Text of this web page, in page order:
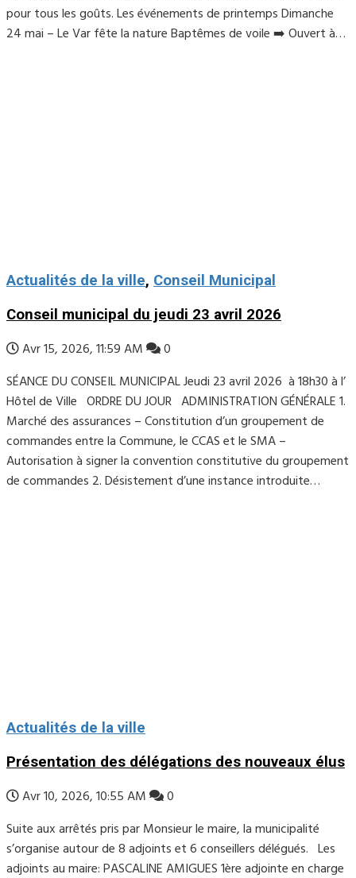
pour tous les goûts. Les événements de printemps Dimanche
24 mai – Le Var fête la nature Baptêmes de voile ➡️ Ouvert à…
Actualités de la ville, Conseil Municipal
Conseil municipal du jeudi 23 avril 2026
Avr 15, 2026, 11:59 AM
0
SÉANCE DU CONSEIL MUNICIPAL Jeudi 23 avril 2026 à 18h30 à l’
Hôtel de Ville ORDRE DU JOUR ADMINISTRATION GÉNÉRALE 1.
Marché des assurances – Constitution d’un groupement de
commandes entre la Commune, le CCAS et le SMA –
Autorisation à signer la convention constitutive du groupement
de commandes 2. Désistement d’une instance introduite…
Actualités de la ville
Présentation des délégations des nouveaux élus
Avr 10, 2026, 10:55 AM
0
Suite aux arrêtés pris par Monsieur le maire, la municipalité
s’organise autour de 8 adjoints et 6 conseillers délégués. Les
adjoints au maire: PASCALINE AMIGUES 1ère adjointe en charge